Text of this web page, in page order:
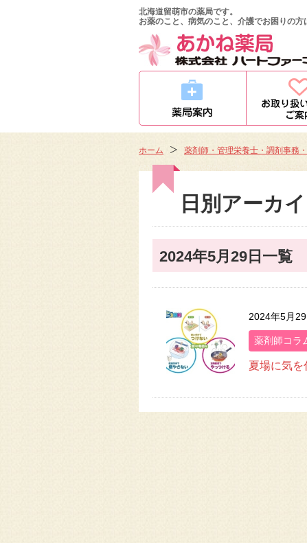
北海道留萌市の薬局です。
お薬のこと、病気のこと、介護でお困りの方
ホーム 薬剤師・管理栄養士・調剤事務
日別アーカ
2024年5月29日一覧
2024年5月29
薬剤師コラ
夏場に気を